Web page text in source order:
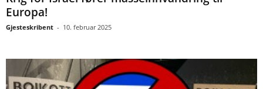
Europa!
Gjesteskribent - 10. februar 2025